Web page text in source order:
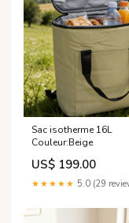
Sac isotherme 16L
Couleur:Beige
US$ 199.00
★★★★★ 5.0 (29